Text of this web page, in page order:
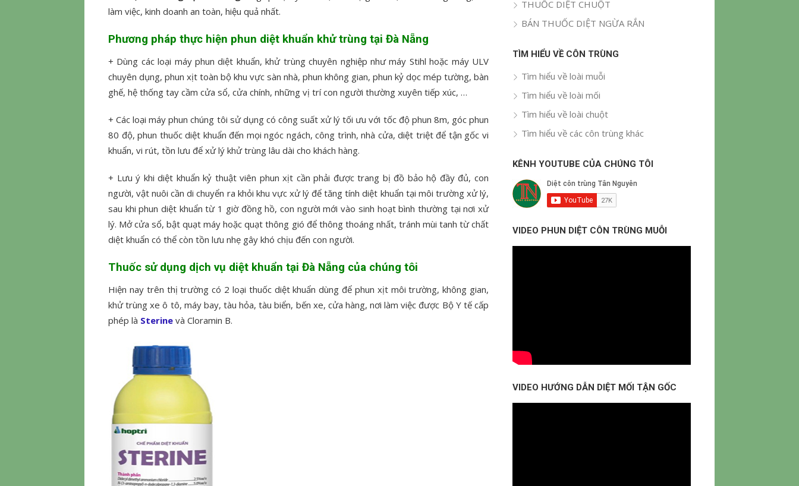
làm việc, kinh doanh an toàn, hiệu quả nhất.
Phương pháp thực hiện phun diệt khuẩn khử trùng tại Đà Nẵng
+ Dùng các loại máy phun diệt khuẩn, khử trùng chuyên nghiệp như máy Stihl hoặc máy ULV
chuyên dụng, phun xịt toàn bộ khu vực sàn nhà, phun không gian, phun kỷ dọc mép tường, bàn
ghế, hệ thống tay cầm cửa sổ, cửa chính, những vị trí con người thường xuyên tiếp xúc, …
+ Các loại máy phun chúng tôi sử dụng có công suất xử lý tối ưu với tốc độ phun 8m, góc phun
80 độ, phun thuốc diệt khuẩn đến mọi ngóc ngách, công trình, nhà cửa, diệt triệt để tận gốc vi
khuẩn, vi rút, tồn lưu để xử lý khử trùng lâu dài cho khách hàng.
+ Lưu ý khi diệt khuẩn kỷ thuật viên phun xịt cần phải được trang bị đồ bảo hộ đầy đủ, con
người, vật nuôi cần di chuyển ra khỏi khu vực xử lý để tăng tính diệt khuẩn tại môi trường xử lý,
sau khi phun diệt khuẩn từ 1 giờ đồng hồ, con người mới vào sinh hoạt bình thường tại nơi xử
lý. Mở cửa sổ, bật quạt máy hoặc quạt thông gió để thông thoáng nhất, tránh mùi tanh từ chất
diệt khuẩn có thể còn tồn lưu nhẹ gây khó chịu đến con người.
Thuốc sử dụng dịch vụ diệt khuẩn tại Đà Nẵng của chúng tôi
Hiện nay trên thị trường có 2 loại thuốc diệt khuẩn dùng để phun xịt môi trường, không gian,
khử trùng xe ô tô, máy bay, tàu hỏa, tàu biển, bến xe, cửa hàng, nơi làm việc được Bộ Y tế cấp
phép là Sterine và Cloramin B.
THUỐC DIỆT CHUỘT
BÁN THUỐC DIỆT NGỪA RẮN
TÌM HIỂU VỀ CÔN TRÙNG
Tìm hiểu về loài muỗi
Tìm hiểu về loài mối
Tìm hiểu về loài chuột
Tìm hiểu về các côn trùng khác
KÊNH YOUTUBE CỦA CHÚNG TÔI
VIDEO PHUN DIỆT CÔN TRÙNG MUỖI
VIDEO HƯỚNG DẪN DIỆT MỐI TẬN GỐC